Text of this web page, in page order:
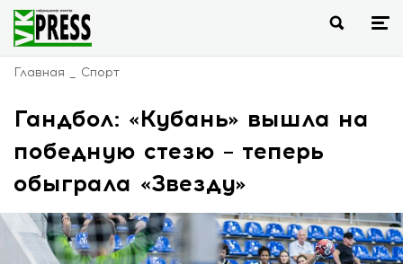
Главная Спорт
Гандбол: «Кубань» вышла на
победную стезю – теперь
обыграла «Звезду»